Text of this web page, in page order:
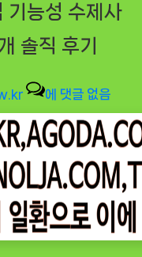
기능성 수제사
솔직 후기
본
아
페
플
러
스
프
에 댓글 없음